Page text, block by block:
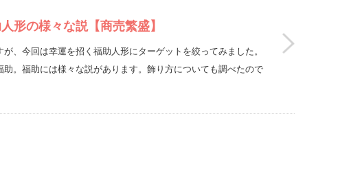
形の様々な説【商売繁盛】
、今回は幸運を招く福助人形にターゲットを絞ってみました。
。福助には様々な説があります。飾り方についても調べたので